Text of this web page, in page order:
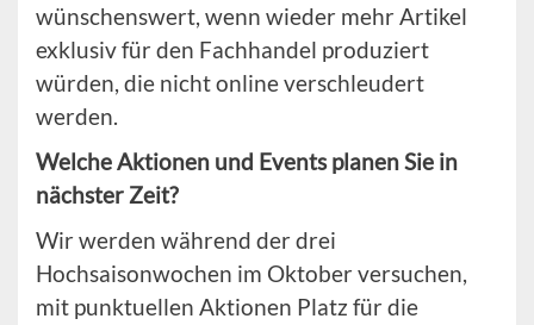
wünschenswert, wenn wieder mehr Artikel
exklusiv für den Fachhandel produziert
würden, die nicht online verschleudert
werden.
Welche Aktionen und Events planen Sie in
nächster Zeit?
Wir werden während der drei
Hochsaisonwochen im Oktober versuchen,
mit punktuellen Aktionen Platz für die